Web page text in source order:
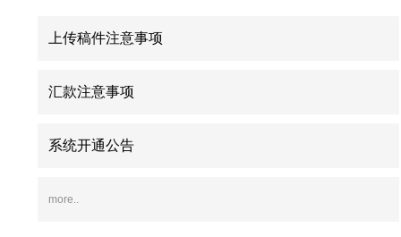
上传稿件注意事项
汇款注意事项
系统开通公告
more..